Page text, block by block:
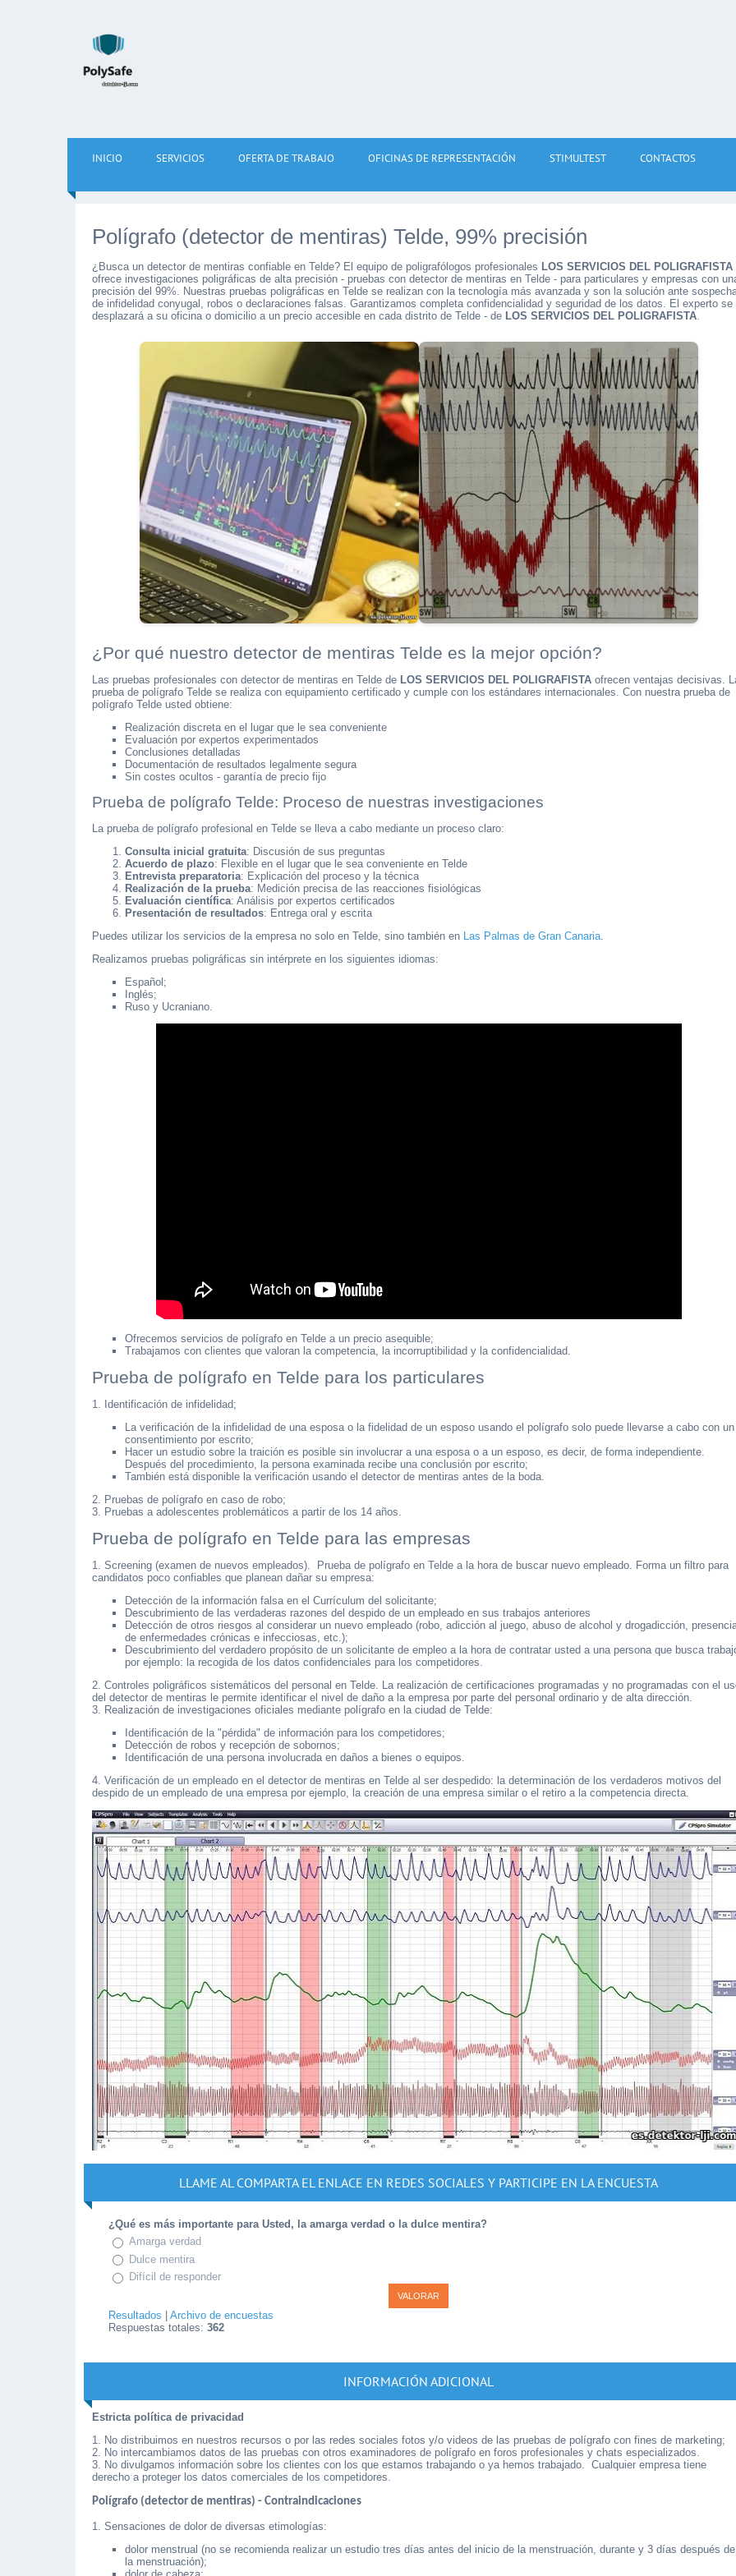
INICIO SERVICIOS OFERTA DE TRABAJO OFICINAS DE REPRESENTACIÓN STIMULTEST CONTACTOS
Polígrafo (detector de mentiras) Telde, 99% precisión
¿Busca un detector de mentiras confiable en Telde? El equipo de poligrafólogos profesionales LOS SERVICIOS DEL POLIGRAFISTA
ofrece investigaciones poligráficas de alta precisión - pruebas con detector de mentiras en Telde - para particulares y empresas con
precisión del 99%. Nuestras pruebas poligráficas en Telde se realizan con la tecnología más avanzada y son la solución ante
de infidelidad conyugal, robos o declaraciones falsas. Garantizamos completa confidencialidad y seguridad de los datos. El experto se
desplazará a su oficina o domicilio a un precio accesible en cada distrito de Telde - de LOS SERVICIOS DEL POLIGRAFISTA.
¿Por qué nuestro detector de mentiras Telde es la mejor opción?
Las pruebas profesionales con detector de mentiras en Telde de LOS SERVICIOS DEL POLIGRAFISTA ofrecen ventajas decisivas.
prueba de polígrafo Telde se realiza con equipamiento certificado y cumple con los estándares internacionales. Con nuestra prueba de
polígrafo Telde usted obtiene:
Realización discreta en el lugar que le sea conveniente
Evaluación por expertos experimentados
Conclusiones detalladas
Documentación de resultados legalmente segura
Sin costes ocultos - garantía de precio fijo
Prueba de polígrafo Telde: Proceso de nuestras investigaciones
La prueba de polígrafo profesional en Telde se lleva a cabo mediante un proceso claro:
Consulta inicial gratuita: Discusión de sus preguntas
Acuerdo de plazo: Flexible en el lugar que le sea conveniente en Telde
Entrevista preparatoria: Explicación del proceso y la técnica
Realización de la prueba: Medición precisa de las reacciones fisiológicas
Evaluación científica: Análisis por expertos certificados
Presentación de resultados: Entrega oral y escrita
Puedes utilizar los servicios de la empresa no solo en Telde, sino también en Las Palmas de Gran Canaria.
Realizamos pruebas poligráficas sin intérprete en los siguientes idiomas:
Español;
Inglés;
Ruso y Ucraniano.
Ofrecemos servicios de polígrafo en Telde a un precio asequible;
Trabajamos con clientes que valoran la competencia, la incorruptibilidad y la confidencialidad.
Prueba de polígrafo en Telde para los particulares
1. Identificación de infidelidad;
La verificación de la infidelidad de una esposa o la fidelidad de un esposo usando el polígrafo solo puede llevarse a cabo con un
consentimiento por escrito;
Hacer un estudio sobre la traición es posible sin involucrar a una esposa o a un esposo, es decir, de forma independiente.
Después del procedimiento, la persona examinada recibe una conclusión por escrito;
También está disponible la verificación usando el detector de mentiras antes de la boda.
2. Pruebas de polígrafo en caso de robo;
3. Pruebas a adolescentes problemáticos a partir de los 14 años.
Prueba de polígrafo en Telde para las empresas
1. Screening (examen de nuevos empleados). Prueba de polígrafo en Telde a la hora de buscar nuevo empleado. Forma un filtro para
candidatos poco confiables que planean dañar su empresa:
Detección de la información falsa en el Currículum del solicitante;
Descubrimiento de las verdaderas razones del despido de un empleado en sus trabajos anteriores
Detección de otros riesgos al considerar un nuevo empleado (robo, adicción al juego, abuso de alcohol y drogadicción,
de enfermedades crónicas e infecciosas, etc.);
Descubrimiento del verdadero propósito de un solicitante de empleo a la hora de contratar usted a una persona que busca
por ejemplo: la recogida de los datos confidenciales para los competidores.
2. Controles poligráficos sistemáticos del personal en Telde. La realización de certificaciones programadas y no programadas con el
del detector de mentiras le permite identificar el nivel de daño a la empresa por parte del personal ordinario y de alta dirección.
3. Realización de investigaciones oficiales mediante polígrafo en la ciudad de Telde:
Identificación de la "pérdida" de información para los competidores;
Detección de robos y recepción de sobornos;
Identificación de una persona involucrada en daños a bienes o equipos.
4. Verificación de un empleado en el detector de mentiras en Telde al ser despedido: la determinación de los verdaderos motivos del
despido de un empleado de una empresa por ejemplo, la creación de una empresa similar o el retiro a la competencia directa.
LLAME AL COMPARTA EL ENLACE EN REDES SOCIALES Y PARTICIPE EN LA ENCUESTA
¿Qué es más importante para Usted, la amarga verdad o la dulce mentira?
Amarga verdad
Dulce mentira
Difícil de responder
Resultados | Archivo de encuestas
Respuestas totales: 362
INFORMACIÓN ADICIONAL
Estricta política de privacidad
1. No distribuimos en nuestros recursos o por las redes sociales fotos y/o videos de las pruebas de polígrafo con fines de marketing;
2. No intercambiamos datos de las pruebas con otros examinadores de polígrafo en foros profesionales y chats especializados.
3. No divulgamos información sobre los clientes con los que estamos trabajando o ya hemos trabajado. Cualquier empresa tiene
derecho a proteger los datos comerciales de los competidores.
Polígrafo (detector de mentiras) - Contraindicaciones
1. Sensaciones de dolor de diversas etimologías:
dolor menstrual (no se recomienda realizar un estudio tres días antes del inicio de la menstruación, durante y 3 días después de
la menstruación);